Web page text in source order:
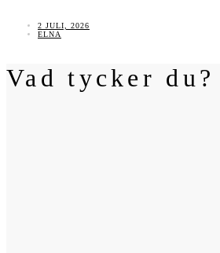
2 JULI, 2026
ELNA
Vad tycker du?